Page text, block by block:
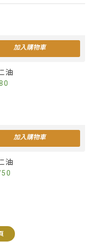
加入購物車
油
加入購物車
油